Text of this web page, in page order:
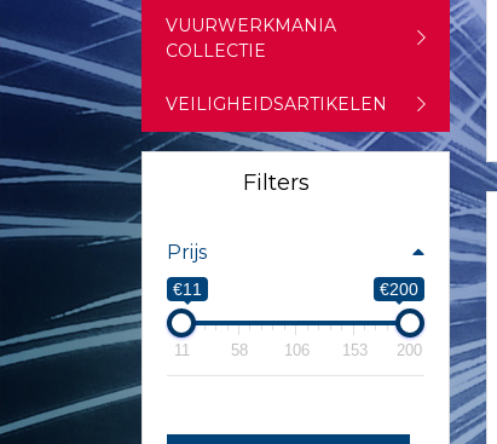
VUURWERKMANIA
COLLECTIE
VEILIGHEIDSARTIKELEN
Filters
Prijs
€11 €200
11 58 106 153 200